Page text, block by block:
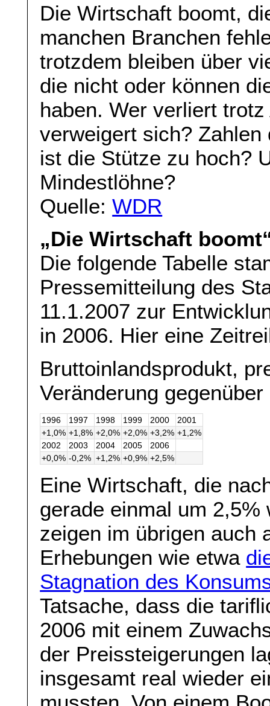
Die Wirtschaft boomt,
manchen Branchen
trotzdem bleiben über
die nicht oder können
haben. Wer verliert
verweigert sich?
ist die Stütze zu hoch?
Mindestlöhne?
Quelle:WDR
„Die Wirtschaft
Die folgende Tabelle
Pressemitteilung des
11.1.2007 zur
in 2006. Hier eine
Bruttoinlandsprodukt,
Veränderung
1996 1997 1998 1999 2000
2001
+1,0% +1,8% +2,0% +2,0% +3,2% +1,2%
2002
2003 2004 2005
2006
+0,0% -0,2% +1,2% +0,9% +2,5%
Eine Wirtschaft, die
gerade einmal um
zeigen im übrigen auch
Erhebungen wie etwa
Stagnation des
Tatsache, dass die
2006 mit einem
der Preissteigerungen
insgesamt real wieder